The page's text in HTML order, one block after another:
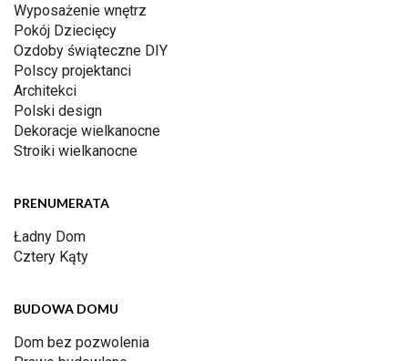
Wyposażenie wnętrz
Pokój Dziecięcy
Ozdoby świąteczne DIY
Polscy projektanci
Architekci
Polski design
Dekoracje wielkanocne
Stroiki wielkanocne
PRENUMERATA
Ładny Dom
Cztery Kąty
BUDOWA DOMU
Dom bez pozwolenia